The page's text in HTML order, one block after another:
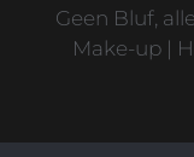
Geen Bluf,
Make-up |